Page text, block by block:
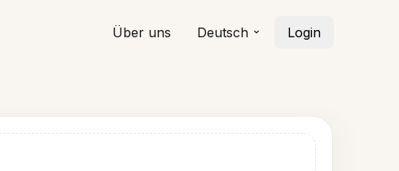
Über uns Deutsch Login